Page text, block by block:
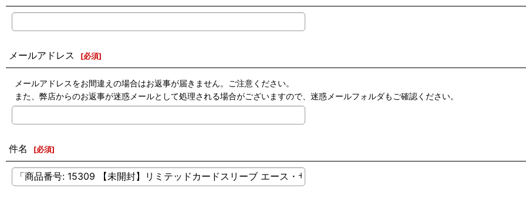
メールアドレス [必須]
メールアドレスをお間違えの場合はお返事が届きません。ご注意ください。
また、弊店からのお返事が迷惑メールとして処理される場合がございますので、迷惑メールフォルダもご確認ください。
件名 [必須]